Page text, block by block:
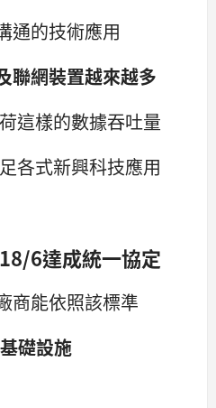
通的技術應用
聯網裝置越來越多
這樣的數據吞吐量
各式新興科技應用
6達成統一協定
商能依照該標準
礎設施